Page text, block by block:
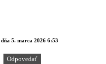
dňa 5. marca 2026 6:53
Odpovedať